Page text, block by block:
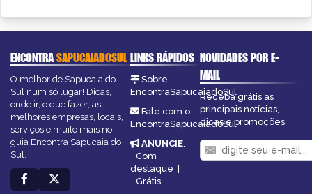
ENCONTRASAPUCAIADOSUL
O melhor de Sapucaia do
Sul num só lugar! Dicas,
onde ir, o que fazer, as
melhores empresas, locais,
serviços e muito mais no
guia Encontra Sapucaia do
Sul.
LINKS RÁPIDOS
Sobre
EncontraSapucaiadoSul
Fale com o
EncontraSapucaiadoSul
ANUNCIE:
Com
destaque |
Grátis
NOVIDADES POR E-
MAIL
Receba grátis as
principais notícias,
dicas e promoções